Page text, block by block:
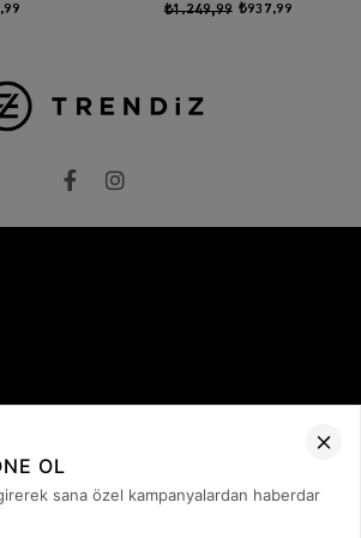
₺937,99
₺1.249,99
OL
sana özel kampanyalardan haberdar